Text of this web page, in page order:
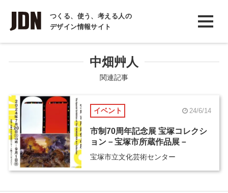
つくる、使う、考える人の
デザイン情報サイト
INTERVIEW
インタビュー
COLUMN
コラム
中畑艸人
関連記事
イベント 24/6/14
市制70周年記念展 宝塚コレクシ
ョン－宝塚市所蔵作品展－
宝塚市立文化芸術センター